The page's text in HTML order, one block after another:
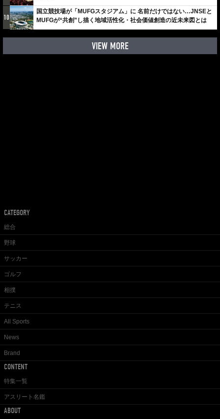
10
国立競技場が「MUFGスタジアム」に 名前だけではない…JNSEと
MUFGが“共創”し描く地域活性化・社会価値創造の近未来図とは
VIEW MORE
CATEGORY
総合
野球
サッカー
ゴルフ
相撲
テニス
All Sports
News
Brand
CONTENT
特集一覧
アスリート名鑑
ABOUT